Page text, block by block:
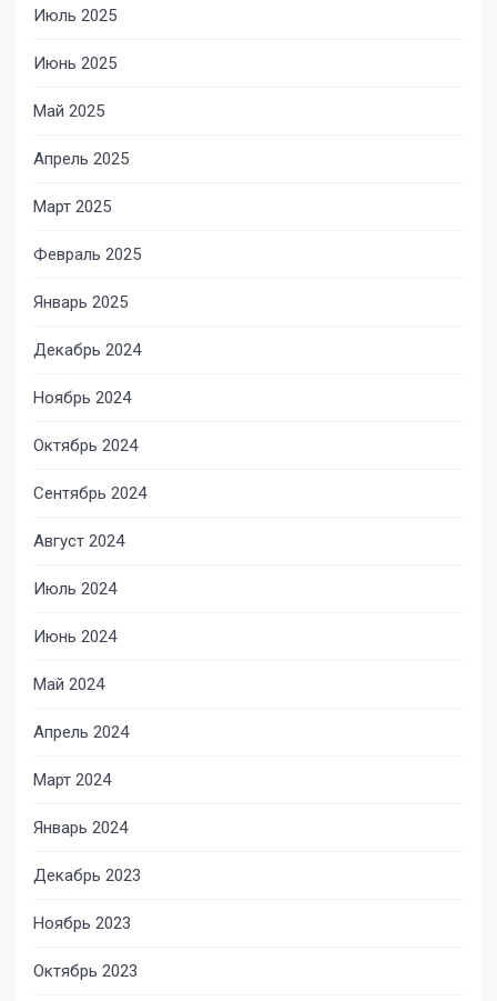
Июль 2025
Июнь 2025
Май 2025
Апрель 2025
Март 2025
Февраль 2025
Январь 2025
Декабрь 2024
Ноябрь 2024
Октябрь 2024
Сентябрь 2024
Август 2024
Июль 2024
Июнь 2024
Май 2024
Апрель 2024
Март 2024
Январь 2024
Декабрь 2023
Ноябрь 2023
Октябрь 2023